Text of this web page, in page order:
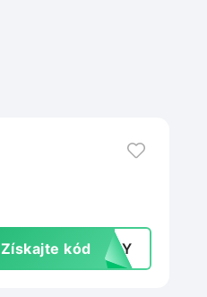
Získajte kód IDAY